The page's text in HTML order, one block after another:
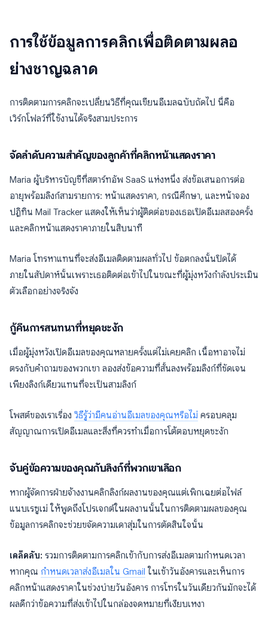
การใช้ข้อมูลการคลิกเพื่อติดตามผลอ
ย่างชาญฉลาด
การติดตามการคลิกจะเปลี่ยนวิธีที่คุณเขียนอีเมลฉบับถัดไป นี่คือ
เวิร์กโฟลว์ที่ใช้งานได้จริงสามประการ
จัดลำดับความสำคัญของลูกค้าที่คลิกหน้าแสดงราคา
Maria ผู้บริหารบัญชีที่สตาร์ทอัพ SaaS แห่งหนึ่ง ส่งข้อเสนอการต่อ
อายุพร้อมลิงก์สามรายการ: หน้าแสดงราคา, กรณีศึกษา, และหน้าจอง
ปฏิทิน Mail Tracker แสดงให้เห็นว่าผู้ติดต่อของเธอเปิดอีเมลสองครั้ง
และคลิกหน้าแสดงราคาภายในสิบนาที
Maria โทรหาแทนที่จะส่งอีเมลติดตามผลทั่วไป ข้อตกลงนั้นปิดได้
ภายในสัปดาห์นั้นเพราะเธอติดต่อเข้าไปในขณะที่ผู้มุ่งหวังกำลังประเมิน
ตัวเลือกอย่างจริงจัง
กู้คืนการสนทนาที่หยุดชะงัก
เมื่อผู้มุ่งหวังเปิดอีเมลของคุณหลายครั้งแต่ไม่เคยคลิก เนื้อหาอาจไม่
ตรงกับคำถามของพวกเขา ลองส่งข้อความที่สั้นลงพร้อมลิงก์ที่ชัดเจน
เพียงลิงก์เดียวแทนที่จะเป็นสามลิงก์
โพสต์ของเราเรื่อง วิธีรู้ว่ามีคนอ่านอีเมลของคุณหรือไม่ ครอบคลุม
สัญญาณการเปิดอีเมลและสิ่งที่ควรทำเมื่อการโต้ตอบหยุดชะงัก
จับคู่ข้อความของคุณกับลิงก์ที่พวกเขาเลือก
หากผู้จัดการฝ่ายจ้างงานคลิกลิงก์ผลงานของคุณแต่เพิกเฉยต่อไฟล์
แนบเรซูเม่ ให้พูดถึงโปรเจกต์ในผลงานนั้นในการติดตามผลของคุณ
ข้อมูลการคลิกจะช่วยขจัดความเดาสุ่มในการตัดสินใจนั้น
เคล็ดลับ: รวมการติดตามการคลิกเข้ากับการส่งอีเมลตามกำหนดเวลา
หากคุณ กำหนดเวลาส่งอีเมลใน Gmail ในเช้าวันอังคารและเห็นการ
คลิกหน้าแสดงราคาในช่วงบ่ายวันอังคาร การโทรในวันเดียวกันมักจะได้
ผลดีกว่าข้อความที่ส่งเข้าไปในกล่องจดหมายที่เงียบเหงา